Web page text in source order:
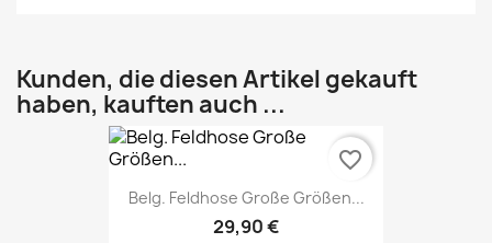
Kunden, die diesen Artikel gekauft
haben, kauften auch ...
Belg. Feldhose Große Größen...
29,90 €
favorite_border